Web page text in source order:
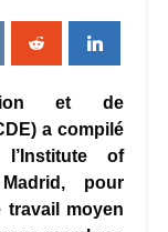
et de
a compilé
of
, pour
travail moyen